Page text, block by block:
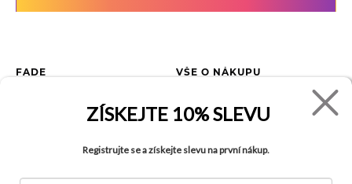
FADE
VŠE O NÁKUPU
Jak reklamovat zboží
Tabulka velikostí
ZÍSKEJTE 10% SLEVU
Registrujte se a získejte slevu na první nákup.